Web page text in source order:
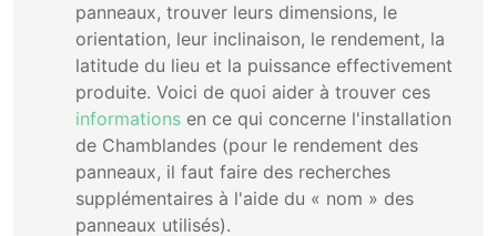
panneaux, trouver leurs dimensions, le
orientation, leur inclinaison, le rendement, la
latitude du lieu et la puissance effectivement
produite. Voici de quoi aider à trouver ces
informations en ce qui concerne l'installation
de Chamblandes (pour le rendement des
panneaux, il faut faire des recherches
supplémentaires à l'aide du « nom » des
panneaux utilisés).